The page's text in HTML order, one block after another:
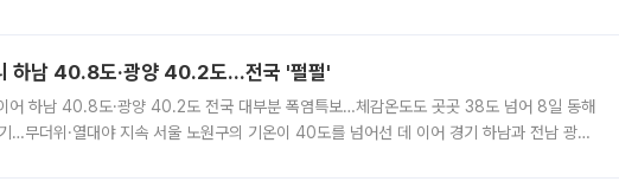
하남 40.8도·광양 40.2도…전국 '펄펄'
어 하남 40.8도·광양 40.2도 전국 대부분 폭염특보…체감온도도 곳곳 38도 넘어 8일 동해
…무더위·열대야 지속 서울 노원구의 기온이 40도를 넘어선 데 이어 경기 하남과 전남 광양